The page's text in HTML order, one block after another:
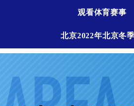
观看体育赛事
北京2022年北京冬